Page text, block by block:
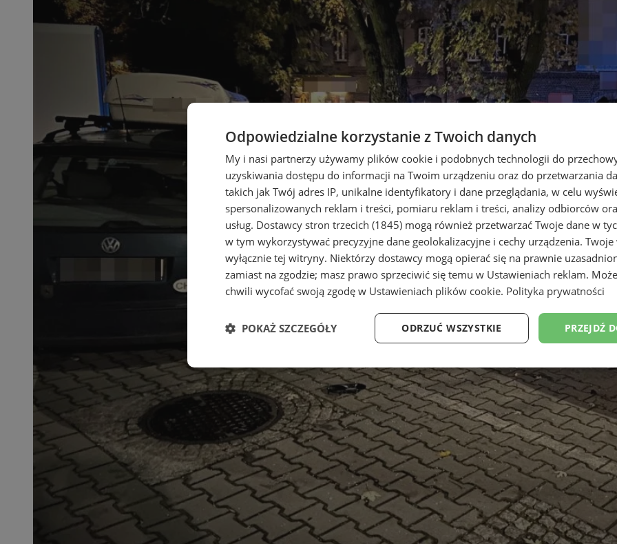
Odpowiedzialne korzystanie z Twoich danych
My i nasi partnerzy używamy plików cookie i podobnych technologii do
uzyskiwania dostępu do informacji na Twoim urządzeniu oraz do przetwarzania
takich jak Twój adres IP, unikalne identyfikatory i dane przeglądania, w celu
spersonalizowanych reklam i treści, pomiaru reklam i treści, analizy odbiorców
usług. Dostawcy stron trzecich (1845) mogą również przetwarzać Twoje dane w
w tym wykorzystywać precyzyjne dane geolokalizacyjne i cechy urządzenia.
wyłącznie tej witryny. Niektórzy dostawcy mogą opierać się na prawnie
zamiast na zgodzie; masz prawo sprzeciwić się temu w Ustawieniach reklam.
chwili wycofać swoją zgodę w Ustawieniach plików cookie. Polityka prywatności
PRZEJDŹ
ODRZUĆ WSZYSTKIE
POKAŻ SZCZEGÓŁY
Niezbędne Wydajność Targetowanie Funkcjonalność
Niezbędne Wydajność Targetowanie Funkcjonalność
Niezbędne pliki cookie umożliwiają korzystanie z podstawowych funkcji strony internetowej, takich jak
zarządzanie kontem. Bez niezbędnych plików cookie nie można prawidłowo korzystać ze strony
Nazwa Provider Domena
Okres
przechowywania
Opis